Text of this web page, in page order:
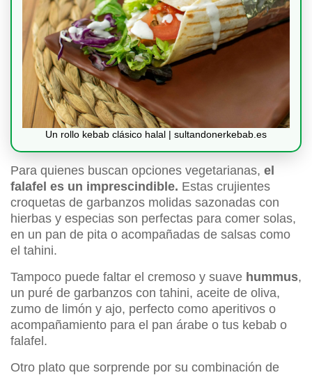
Un rollo kebab clásico halal | sultandonerkebab.es
Para quienes buscan opciones vegetarianas, el
falafel es un imprescindible. Estas crujientes
croquetas de garbanzos molidas sazonadas con
hierbas y especias son perfectas para comer solas,
en un pan de pita o acompañadas de salsas como
el tahini.
Tampoco puede faltar el cremoso y suave hummus,
un puré de garbanzos con tahini, aceite de oliva,
zumo de limón y ajo, perfecto como aperitivos o
acompañamiento para el pan árabe o tus kebab o
falafel.
Otro plato que sorprende por su combinación de